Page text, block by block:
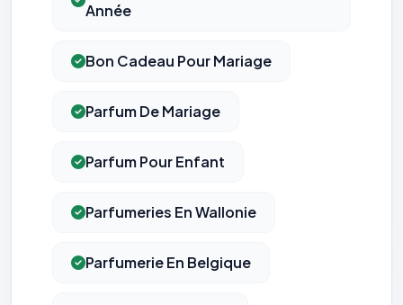
Année
Bon Cadeau Pour Mariage
Parfum De Mariage
Parfum Pour Enfant
Parfumeries En Wallonie
Parfumerie En Belgique